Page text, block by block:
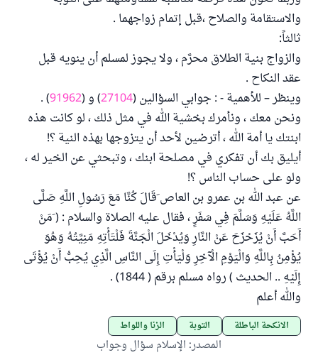
والاستقامة والصلاح ،قبل إتمام زواجهما .
ثالثاً:
والزواج بنية الطلاق محرَّم ، ولا يجوز لمسلم أن ينويه قبل
عقد النكاح .
وينظر – للأهمية - : جوابي السؤالين (27104) و (91962
) .
ونحن معك ، ونأمرك بخشية الله في مثل ذلك ، لو كانت هذه
ابنتك يا أمة الله ، أترضين لأحد أن يتزوجها بهذه النية ؟!
أيليق بك أن تفكري في مصلحة ابنك ، وتبحثي عن الخير له ،
ولو على حساب الناس ؟!
عن عبد الله بن عمرو بن العاص َقَالَ كُنَّا مَعَ رَسُولِ اللَّهِ صَلَّى
اللَّهُ عَلَيْهِ وَسَلَّمَ فِي سَفَرٍ ، فقال عليه الصلاة والسلام : ( َمَنْ
أَحَبَّ أَنْ يُزَحْزَحَ عَنْ النَّارِ وَيُدْخَلَ الْجَنَّةَ فَلْتَأْتِهِ مَنِيَّتُهُ وَهُوَ
يُؤْمِنُ بِاللَّهِ وَالْيَوْمِ الْآخِرِ وَلْيَأْتِ إِلَى النَّاسِ الَّذِي يُحِبُّ أَنْ يُؤْتَى
إِلَيْهِ .. الحديث ) رواه مسلم برقم ( 1844) .
والله أعلم
الأنكحة الباطلة التوبة الزنا واللواط
المصدر: الإسلام سؤال وجواب